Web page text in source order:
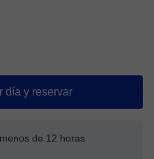
día y reservar
de 12 horas